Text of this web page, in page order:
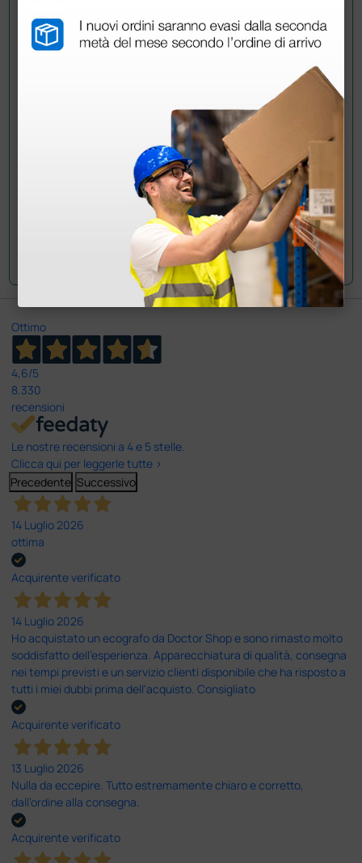
Chiedi a un collega
Hai ancora qualche dubbio? Vuoi ulteriori
Invia ora la tua domanda ai colleghi che hanno già
acquistato questo prodotto.
Invia la tua domanda
Ottimo
4,6/5
8.330
recensioni
Le nostre recensioni a 4 e 5 stelle.
Clicca qui per leggerle tutte >
Precedente Successivo
14 Luglio 2026
ottima
Acquirente verificato
14 Luglio 2026
Ho acquistato un ecografo da Doctor Shop e sono rimasto molto
soddisfatto dell'esperienza. Apparecchiatura di qualità, consegna
nei tempi previsti e un servizio clienti disponibile che ha risposto a
tutti i miei dubbi prima dell'acquisto. Consigliato
Acquirente verificato
13 Luglio 2026
Nulla da eccepire. Tutto estremamente chiaro e corretto,
dall’ordine alla consegna.
Acquirente verificato